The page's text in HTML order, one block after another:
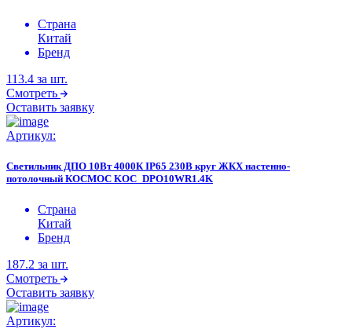
Страна
Китай
Бренд
113.4 за шт.
Смотреть
Оставить заявку
Артикул:
Светильник ДПО 10Вт 4000К IP65 230В круг ЖКХ настенно-
потолочный КОСМОС KOC_DPO10WR1.4K
Страна
Китай
Бренд
187.2 за шт.
Смотреть
Оставить заявку
Артикул: